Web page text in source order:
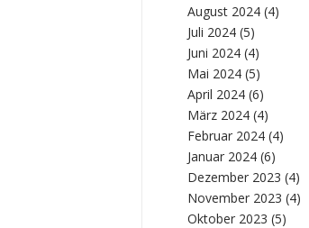
August 2024 (4)
Juli 2024 (5)
Juni 2024 (4)
Mai 2024 (5)
April 2024 (6)
März 2024 (4)
Februar 2024 (4)
Januar 2024 (6)
Dezember 2023 (4)
November 2023 (4)
Oktober 2023 (5)